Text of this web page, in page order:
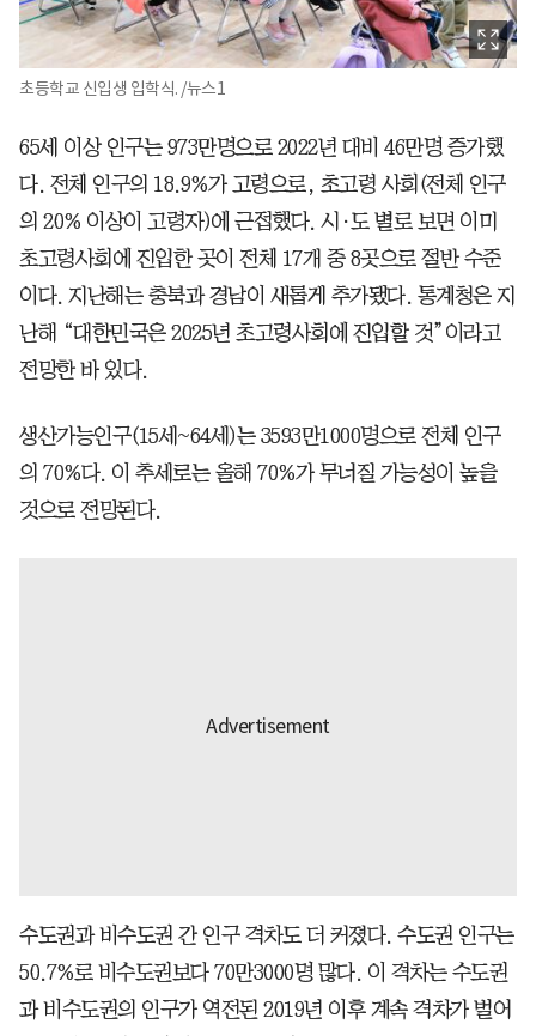
초등학교 신입생 입학식. /뉴스1
65세 이상 인구는 973만명으로 2022년 대비 46만명 증가했
다. 전체 인구의 18.9%가 고령으로, 초고령 사회(전체 인구
의 20% 이상이 고령자)에 근접했다. 시·도 별로 보면 이미
초고령사회에 진입한 곳이 전체 17개 중 8곳으로 절반 수준
이다. 지난해는 충북과 경남이 새롭게 추가됐다. 통계청은 지
난해 “대한민국은 2025년 초고령사회에 진입할 것”이라고
전망한 바 있다.
생산가능인구(15세~64세)는 3593만1000명으로 전체 인구
의 70%다. 이 추세로는 올해 70%가 무너질 가능성이 높을
것으로 전망된다.
수도권과 비수도권 간 인구 격차도 더 커졌다. 수도권 인구는
50.7%로 비수도권보다 70만3000명 많다. 이 격차는 수도권
과 비수도권의 인구가 역전된 2019년 이후 계속 격차가 벌어